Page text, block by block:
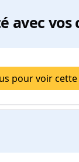
avec vos
pour voir